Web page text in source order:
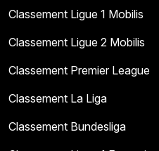
Classement Ligue 1 Mobilis
Classement Ligue 2 Mobilis
Classement Premier League
Classement La Liga
Classement Bundesliga